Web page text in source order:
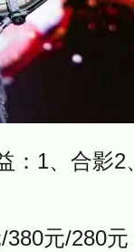
：1、合影
元/280元